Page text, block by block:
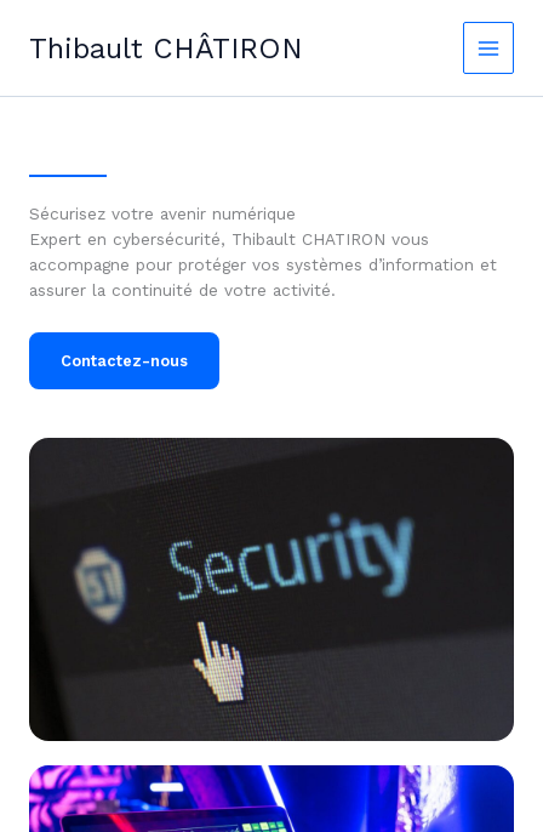
contentThibault CHÂTIRON
Sécurisez votre avenir numérique
Expert en cybersécurité, Thibault CHATIRON vous
accompagne pour protéger vos systèmes d’information et
assurer la continuité de votre activité.
Contactez-nous